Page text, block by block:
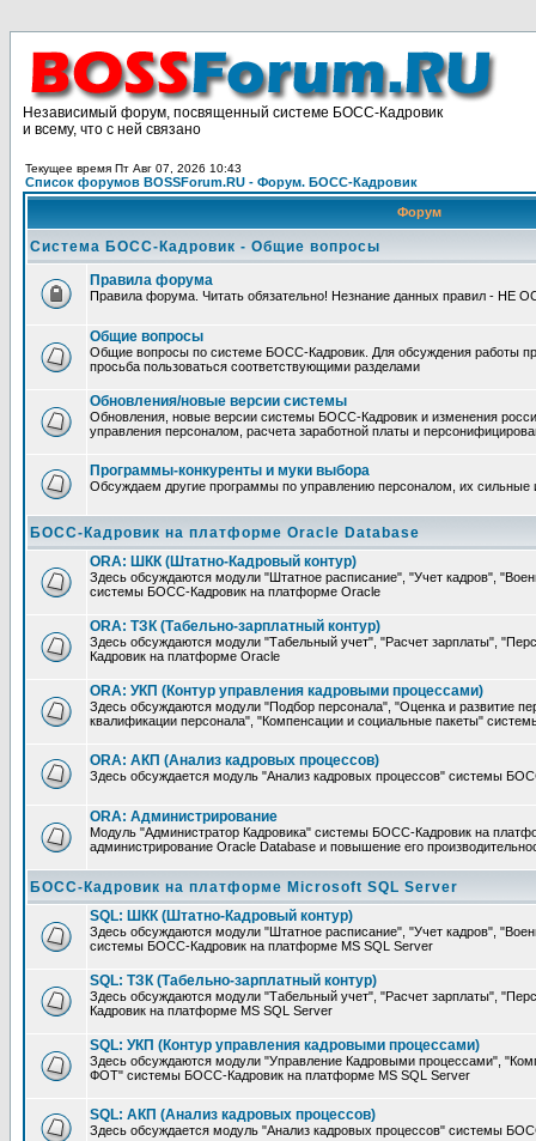
Независимый форум, посвященный системе БОСС-Кадровик
и всему, что с ней связано
Текущее время Пт Авг 07, 2026 10:43
Список форумов BOSSForum.RU - Форум. БОСС-Кадровик
Форум
Система БОСС-Кадровик - Общие вопросы
Правила форума
Правила форума. Читать обязательно! Незнание данных правил - НЕ
Общие вопросы
Общие вопросы по системе БОСС-Кадровик. Для обсуждения работы
просьба пользоваться соответствующими разделами
Обновления/новые версии системы
Обновления, новые версии системы БОСС-Кадровик и изменения
управления персоналом, расчета заработной платы и
Программы-конкуренты и муки выбора
Обсуждаем другие программы по управлению персоналом, их сильные
БОСС-Кадровик на платформе Oracle Database
ORA: ШКК (Штатно-Кадровый контур)
Здесь обсуждаются модули "Штатное расписание", "Учет кадров",
системы БОСС-Кадровик на платформе Oracle
ORA: ТЗК (Табельно-зарплатный контур)
Здесь обсуждаются модули "Табельный учет", "Расчет зарплаты",
Кадровик на платформе Oracle
ORA: УКП (Контур управления кадровыми процессами)
Здесь обсуждаются модули "Подбор персонала", "Оценка и развитие
квалификации персонала", "Компенсации и социальные пакеты"
ORA: АКП (Анализ кадровых процессов)
Здесь обсуждается модуль "Анализ кадровых процессов" системы
ORA: Администрирование
Модуль "Администратор Кадровика" системы БОСС-Кадровик на
администрирование Oracle Database и повышение его
БОСС-Кадровик на платформе Microsoft SQL Server
SQL: ШКК (Штатно-Кадровый контур)
Здесь обсуждаются модули "Штатное расписание", "Учет кадров",
системы БОСС-Кадровик на платформе MS SQL Server
SQL: ТЗК (Табельно-зарплатный контур)
Здесь обсуждаются модули "Табельный учет", "Расчет зарплаты",
Кадровик на платформе MS SQL Server
SQL: УКП (Контур управления кадровыми процессами)
Здесь обсуждаются модули "Управление Кадровыми процессами",
ФОТ" системы БОСС-Кадровик на платформе MS SQL Server
SQL: АКП (Анализ кадровых процессов)
Здесь обсуждается модуль "Анализ кадровых процессов" системы